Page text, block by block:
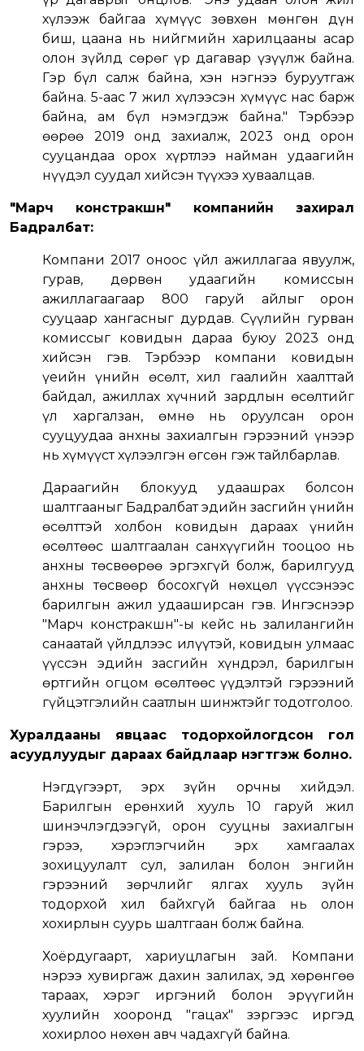
хүлээж байгаа хүмүүс зөвхөн мөнгөн дүн
биш, цаана нь нийгмийн харилцааны асар
олон зүйлд сөрөг үр дагавар үзүүлж байна.
Гэр бүл салж байна, хэн нэгнээ буруутгаж
байна. 5-аас 7 жил хүлээсэн хүмүүс нас барж
байна, ам бүл нэмэгдэж байна." Тэрбээр
өөрөө 2019 онд захиалж, 2023 онд орон
сууцандаа орох хүртлээ найман удаагийн
нүүдэл суудал хийсэн түүхээ хуваалцав.
"Марч констракшн" компанийн захирал
Бадралбат:
Компани 2017 оноос үйл ажиллагаа явуулж,
гурав, дөрвөн удаагийн комиссын
ажиллагаагаар 800 гаруй айлыг орон
сууцаар хангасныг дурдав. Сүүлийн гурван
комиссыг ковидын дараа буюу 2023 онд
хийсэн гэв. Тэрбээр компани ковидын
үеийн үнийн өсөлт, хил гаалийн хаалттай
байдал, ажиллах хүчний зардлын өсөлтийг
үл харгалзан, өмнө нь оруулсан орон
сууцуудаа анхны захиалгын гэрээний үнээр
нь хүмүүст хүлээлгэн өгсөн гэж тайлбарлав.
Дараагийн блокууд удаашрах болсон
шалтгааныг Бадралбат эдийн засгийн үнийн
өсөлттэй холбон ковидын дараах үнийн
өсөлтөөс шалтгаалан санхүүгийн тооцоо нь
анхны төсвөөрөө эргэхгүй болж, барилгууд
анхны төсвөөр босохгүй нөхцөл үүссэнээс
барилгын ажил удааширсан гэв. Ингэснээр
"Марч констракшн"-ы кейс нь залилангийн
санаатай үйлдлээс илүүтэй, ковидын улмаас
үүссэн эдийн засгийн хүндрэл, барилгын
өртгийн огцом өсөлтөөс үүдэлтэй гэрээний
гүйцэтгэлийн саатлын шинжтэйг тодотголоо.
Хуралдааны явцаас тодорхойлогдсон гол
асуудлуудыг дараах байдлаар нэгтгэж болно.
Нэгдүгээрт, эрх зүйн орчны хийдэл.
Барилгын ерөнхий хууль 10 гаруй жил
шинэчлэгдээгүй, орон сууцны захиалгын
гэрээ, хэрэглэгчийн эрх хамгаалах
зохицуулалт сул, залилан болон энгийн
гэрээний зөрчлийг ялгах хууль зүйн
тодорхой хил байхгүй байгаа нь олон
хохирлын суурь шалтгаан болж байна.
Хоёрдугаарт, хариуцлагын зай. Компани
нэрээ хувиргаж дахин залилах, эд хөрөнгөө
тараах, хэрэг иргэний болон эрүүгийн
хуулийн хооронд "гацах" зэргээс иргэд
хохирлоо нөхөн авч чадахгүй байна.